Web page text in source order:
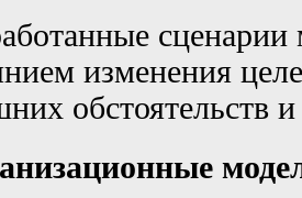
изменения
обстоятельств